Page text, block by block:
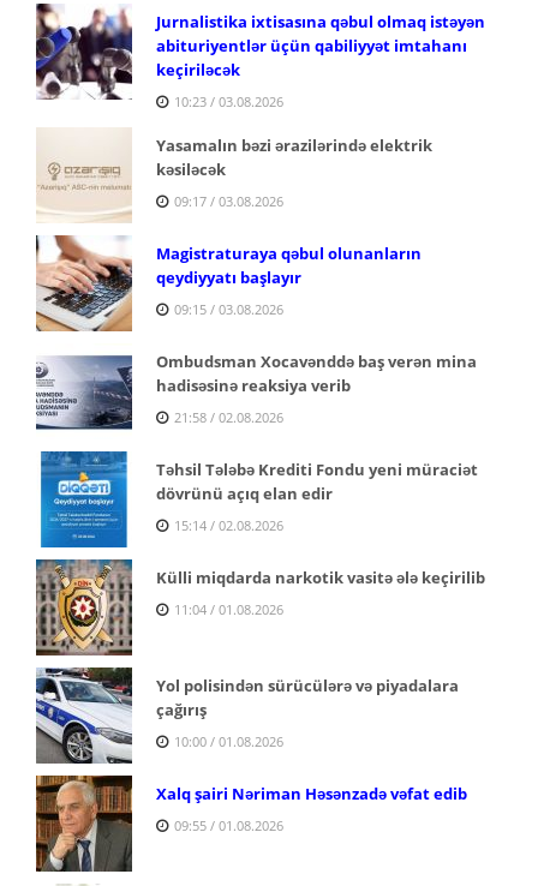
Jurnalistika ixtisasına qəbul olmaq istəyən
abituriyentlər üçün qabiliyyət imtahanı
keçiriləcək
10:23 / 03.08.2026
Yasamalın bəzi ərazilərində elektrik
kəsiləcək
09:17 / 03.08.2026
Magistraturaya qəbul olunanların
qeydiyyatı başlayır
09:15 / 03.08.2026
Ombudsman Xocavənddə baş verən mina
hadisəsinə reaksiya verib
21:58 / 02.08.2026
Təhsil Tələbə Krediti Fondu yeni müraciət
dövrünü açıq elan edir
15:14 / 02.08.2026
Külli miqdarda narkotik vasitə ələ keçirilib
11:04 / 01.08.2026
Yol polisindən sürücülərə və piyadalara
çağırış
10:00 / 01.08.2026
Xalq şairi Nəriman Həsənzadə vəfat edib
09:55 / 01.08.2026